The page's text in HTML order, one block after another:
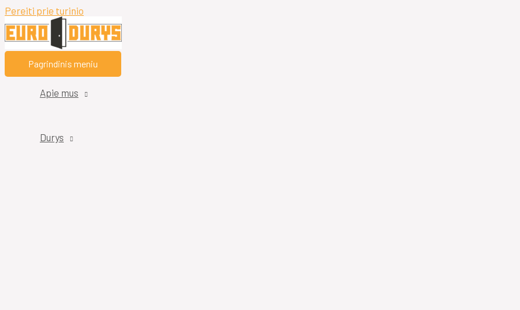
Pereiti prie turinio
Pagrindinis meniu
Apie mus
Durys